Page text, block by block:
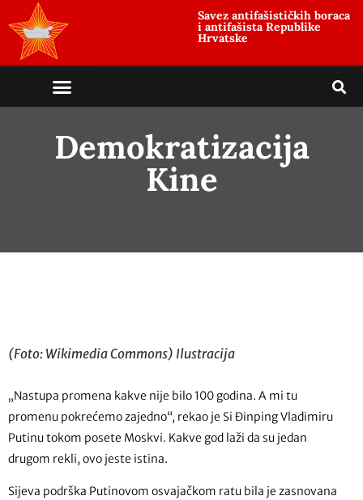
Savez antifašističkih boraca
i antifašista Republike
Hrvatske
Demokratizacija
Kine
(Foto: Wikimedia Commons) Ilustracija
„Nastupa promena kakve nije bilo 100 godina. A mi tu
promenu pokrećemo zajedno“, rekao je Si Đinping Vladimiru
Putinu tokom posete Moskvi. Kakve god laži da su jedan
drugom rekli, ovo jeste istina.
Sijeva podrška Putinovom osvajačkom ratu bila je zasnovana